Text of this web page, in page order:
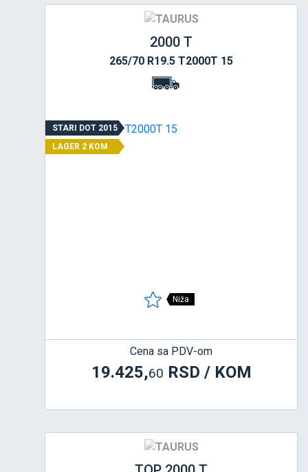
2000 T
265/70 R19.5 T2000T 15
STARI DOT 2015
LAGER 2 KOM
Niža
Cena sa PDV-om
19.425,60 RSD / KOM